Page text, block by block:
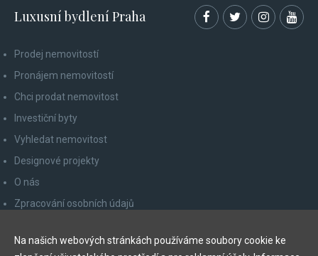
Luxusní bydlení Praha
Prodej nemovitostí
Pronájem nemovitostí
Chci prodat nemovitost
Investiční byty
Vyhledat nemovitost
Designové projekty
O nás
Zpracování osobních údajů
Odhlášení z newsletteru
Na našich webových stránkách používáme soubory cookie ke